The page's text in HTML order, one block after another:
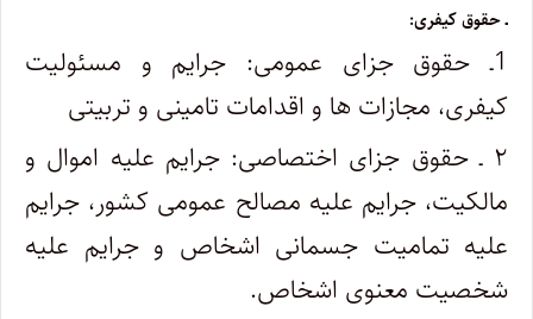
ـ حقوق کیفری:
1ـ حقوق جزای عمومی: جرایم و مسئولیت
کیفری، مجازات ها و اقدامات تامینی و تربیتی
۲ ـ حقوق جزای اختصاصی: جرایم علیه اموال و
مالکیت، جرایم علیه مصالح عمومی کشور، جرایم
علیه تمامیت جسمانی اشخاص و جرایم علیه
شخصیت معنوی اشخاص.